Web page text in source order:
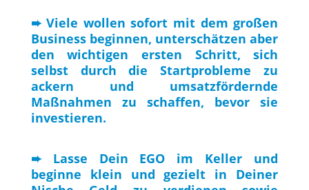
➨ Viele wollen sofort mit dem großen
Business beginnen, unterschätzen aber
den wichtigen ersten Schritt, sich
selbst durch die Startprobleme zu
ackern und umsatzfördernde
Maßnahmen zu schaffen, bevor sie
investieren.
➨ Lasse Dein EGO im Keller und
beginne klein und gezielt in Deiner